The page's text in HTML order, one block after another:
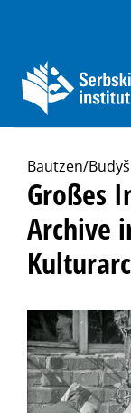
Bautzen/
Großes
Archive